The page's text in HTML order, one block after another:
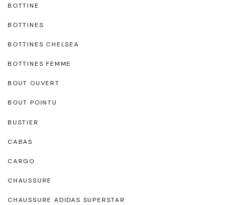
BOTTINE
BOTTINES
BOTTINES CHELSEA
BOTTINES FEMME
BOUT OUVERT
BOUT POINTU
BUSTIER
CABAS
CARGO
CHAUSSURE
CHAUSSURE ADIDAS SUPERSTAR